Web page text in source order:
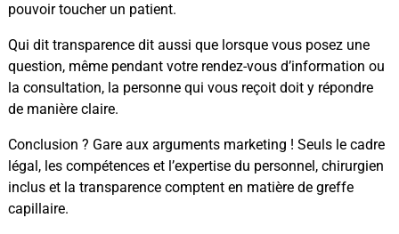
pouvoir toucher un patient.
Qui dit transparence dit aussi que lorsque vous posez une
question, même pendant votre rendez-vous d’information ou
la consultation, la personne qui vous reçoit doit y répondre
de manière claire.
Conclusion ? Gare aux arguments marketing ! Seuls le cadre
légal, les compétences et l’expertise du personnel, chirurgien
inclus et la transparence comptent en matière de greffe
capillaire.